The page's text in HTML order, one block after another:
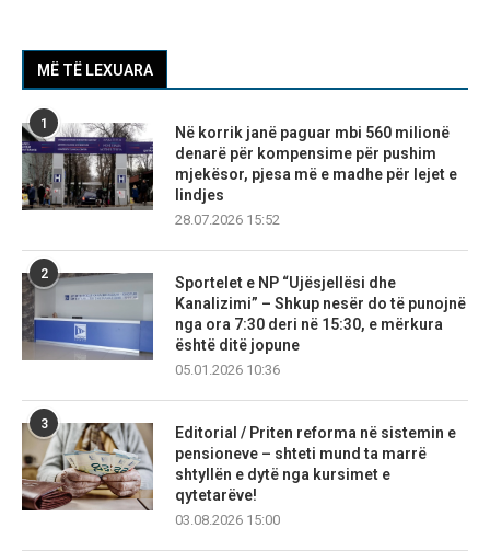
MË TË LEXUARA
1
Në korrik janë paguar mbi 560 milionë
denarë për kompensime për pushim
mjekësor, pjesa më e madhe për lejet e
lindjes
28.07.2026 15:52
2
Sportelet e NP “Ujësjellësi dhe
Kanalizimi” – Shkup nesër do të punojnë
nga ora 7:30 deri në 15:30, e mërkura
është ditë jopune
05.01.2026 10:36
3
Editorial / Priten reforma në sistemin e
pensioneve – shteti mund ta marrë
shtyllën e dytë nga kursimet e
qytetarëve!
03.08.2026 15:00